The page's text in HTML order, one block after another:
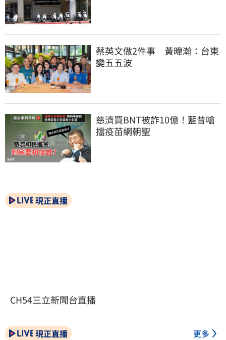
蔡英文做2件事　黃暐瀚：台東
變五五波
慈濟買BNT被詐10億！藍昔嗆
擋疫苗網朝聖
現正直播
CH54三立新聞台直播
現正直播 更多